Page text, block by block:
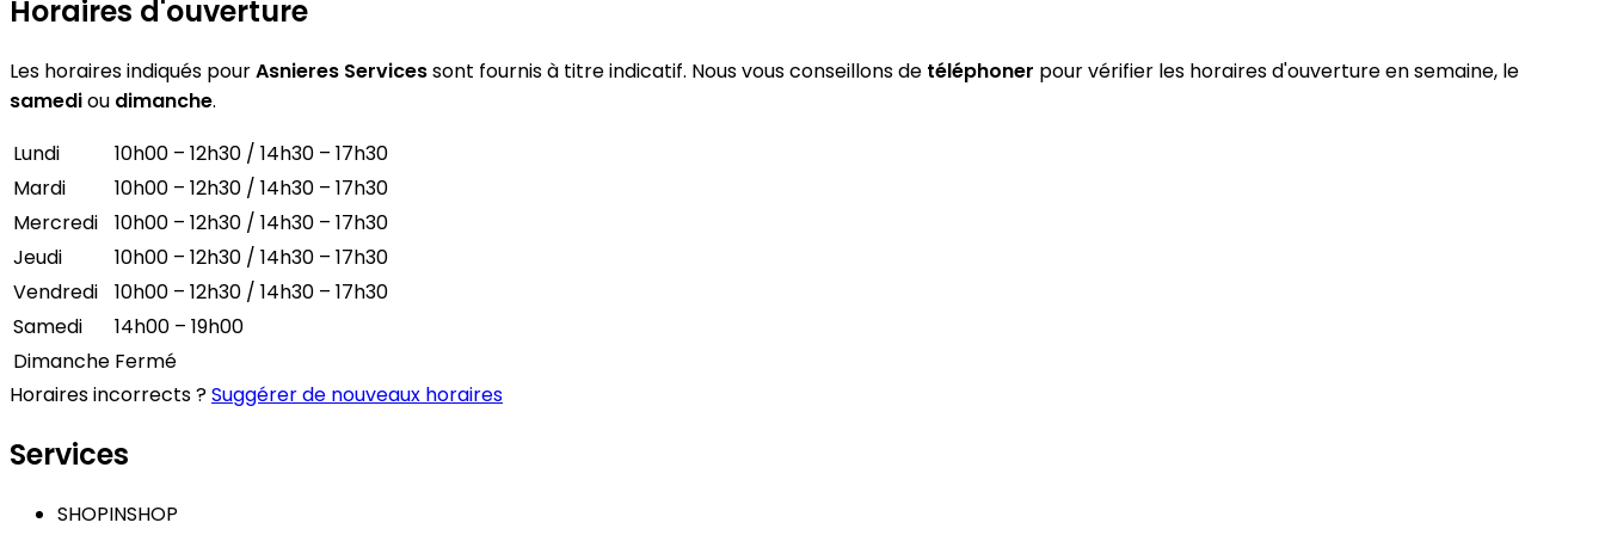
Horaires d'ouverture
Les horaires indiqués pourAsnieres Servicessont fournis à titre indicatif. Nous vous conseillons de téléphoner pour vérifier les horaires d'ouverture en semaine, le
samediou dimanche.
Lundi
10h00 – 12h30 / 14h30 – 17h30
Mardi
10h00 – 12h30 / 14h30 – 17h30
Mercredi
10h00 – 12h30 / 14h30 – 17h30
Jeudi
10h00 – 12h30 / 14h30 – 17h30
Vendredi
10h00 – 12h30 / 14h30 – 17h30
Samedi
14h00 – 19h00
Dimanche Fermé
Horaires incorrects ?Suggérer de nouveaux horaires
Services
SHOPINSHOP